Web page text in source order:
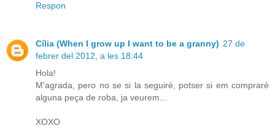
Respon
Cília (When I grow up I want to be a granny) 27 de
febrer del 2012, a les 18:44
Hola!
M'agrada, pero no se si la seguiré, potser si em compraré
alguna peça de roba, ja veurem...
XOXO